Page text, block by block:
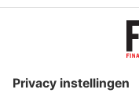
Service & Contact
Werken bij ons